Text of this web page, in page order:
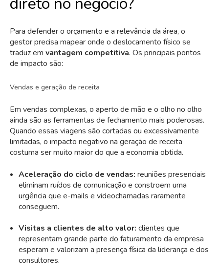
Para defender o orçamento e a relevância da área, o
gestor precisa mapear onde o deslocamento físico se
traduz em vantagem competitiva. Os principais pontos
de impacto são:
Vendas e geração de receita
Em vendas complexas, o aperto de mão e o olho no olho
ainda são as ferramentas de fechamento mais poderosas.
Quando essas viagens são cortadas ou excessivamente
limitadas, o impacto negativo na geração de receita
costuma ser muito maior do que a economia obtida.
Aceleração do ciclo de vendas: reuniões presenciais
eliminam ruídos de comunicação e constroem uma
urgência que e-mails e videochamadas raramente
conseguem.
Visitas a clientes de alto valor: clientes que
representam grande parte do faturamento da empresa
esperam e valorizam a presença física da liderança e dos
consultores.